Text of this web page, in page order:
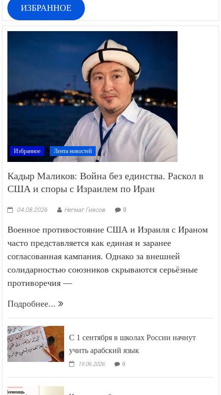
ИЗБРАННОЕ
Избранное Лента новостей
Кадыр Маликов: Война без единства. Раскол в
США и споры с Израилем по Иран
04.08.2026 Негмат Гиясов 0
Военное противостояние США и Израиля с Ираном
часто представляется как единая и заранее
согласованная кампания. Однако за внешней
солидарностью союзников скрываются серьёзные
противоречия —
Подробнее...
С 1 сентября в школах России начнут
учить арабский язык
19.06.2026 0